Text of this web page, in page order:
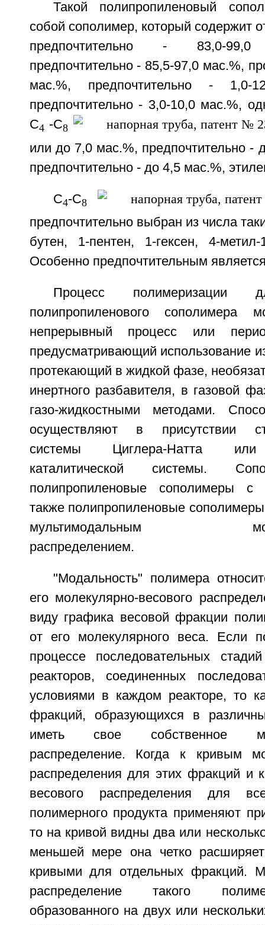
Такой полипропиленовый
собой сополимер, который содержит
предпочтительно - 83,0-
предпочтительно - 85,5-97,0 мас.%,
мас.%, предпочтительно - 1,0-
предпочтительно - 3,0-10,0 мас.%,
С4 -С8
или до 7,0 мас.%, предпочтительно -
предпочтительно - до 4,5 мас.%,
С4-С8
предпочтительно выбран из числа
бутен, 1-пентен, 1-гексен, 4-
Особенно предпочтительным
Процесс полимеризации
полипропиленового сополимера
непрерывный процесс или
предусматривающий использование
протекающий в жидкой фазе,
инертного разбавителя, в газовой
газо-жидкостными методами.
осуществляют в присутствии
системы Циглера-Натта или
каталитической системы.
полипропиленовые сополимеры
также полипропиленовые
мультимодальным
распределением.
"Модальность" полимера
его молекулярно-весового
виду графика весовой фракции
от его молекулярного веса. Если
процессе последовательных
реакторов, соединенных
условиями в каждом реакторе, то
фракций, образующихся в
иметь свое собственное
распределение. Когда к кривым
распределения для этих фракций и
весового распределения для
полимерного продукта применяют
то на кривой видны два или
меньшей мере она четко
кривыми для отдельных фракций.
распределение такого
образованного на двух или